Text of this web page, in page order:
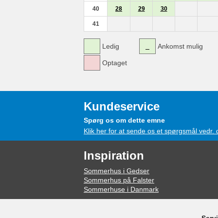
40 28 29 30
41
Ledig
Optaget
Ankomst mulig
Kundeservice
Spørg os om dette emne
Klik her for at sende os et spørgsmål vedr.
Inspiration
Sommerhus i Gedser
Sommerhus på Falster
Sommerhuse i Danmark